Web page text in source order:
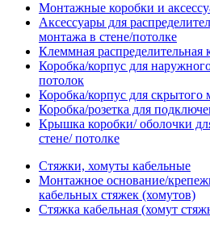
Монтажные коробки и
Аксессуары для
монтажа в стене/потолке
Клеммная распределительная
Коробка/корпус для
потолок
Коробка/корпус для скрытого
Коробка/розетка для
Крышка коробки/ оболочки
стене/ потолке
Стяжки, хомуты кабельные
Монтажное основание/
кабельных стяжек (хомутов)
Стяжка кабельная (хомут